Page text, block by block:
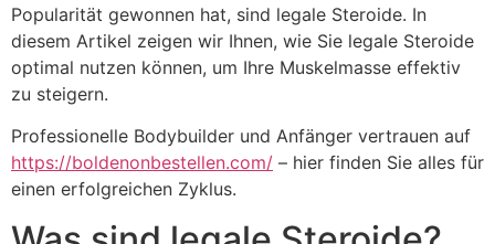
Popularität gewonnen hat, sind legale Steroide. In
diesem Artikel zeigen wir Ihnen, wie Sie legale Steroide
optimal nutzen können, um Ihre Muskelmasse effektiv
zu steigern.
Professionelle Bodybuilder und Anfänger vertrauen auf
https://boldenonbestellen.com/ – hier finden Sie alles für
einen erfolgreichen Zyklus.